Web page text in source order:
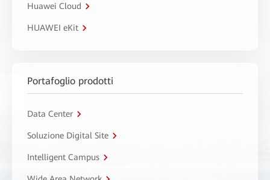
Huawei Cloud
HUAWEI eKit
Portafoglio prodotti
Data Center
Soluzione Digital Site
Intelligent Campus